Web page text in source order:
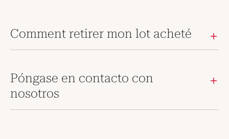
Comment retirer mon lot acheté
Póngase en contacto con
nosotros